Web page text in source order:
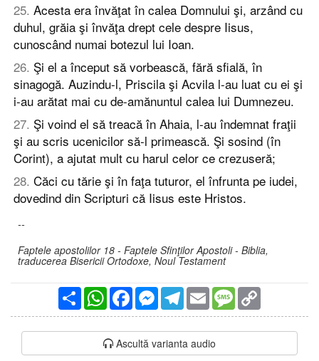
25. Acesta era învăţat în calea Domnului şi, arzând cu
duhul, grăia şi învăţa drept cele despre Iisus,
cunoscând numai botezul lui Ioan.
26. Şi el a început să vorbească, fără sfială, în
sinagogă. Auzindu-l, Priscila şi Acvila l-au luat cu ei şi
i-au arătat mai cu de-amănuntul calea lui Dumnezeu.
27. Şi voind el să treacă în Ahaia, l-au îndemnat fraţii
şi au scris ucenicilor să-l primească. Şi sosind (în
Corint), a ajutat mult cu harul celor ce crezuseră;
28. Căci cu tărie şi în faţa tuturor, el înfrunta pe iudei,
dovedind din Scripturi că Iisus este Hristos.
--
Faptele apostolilor 18 - Faptele Sfinţilor Apostoli - Biblia,
traducerea Bisericii Ortodoxe, Noul Testament
PartajareWhatsAppFacebookMessengerTelegram
Email Message
Ascultă varianta audio